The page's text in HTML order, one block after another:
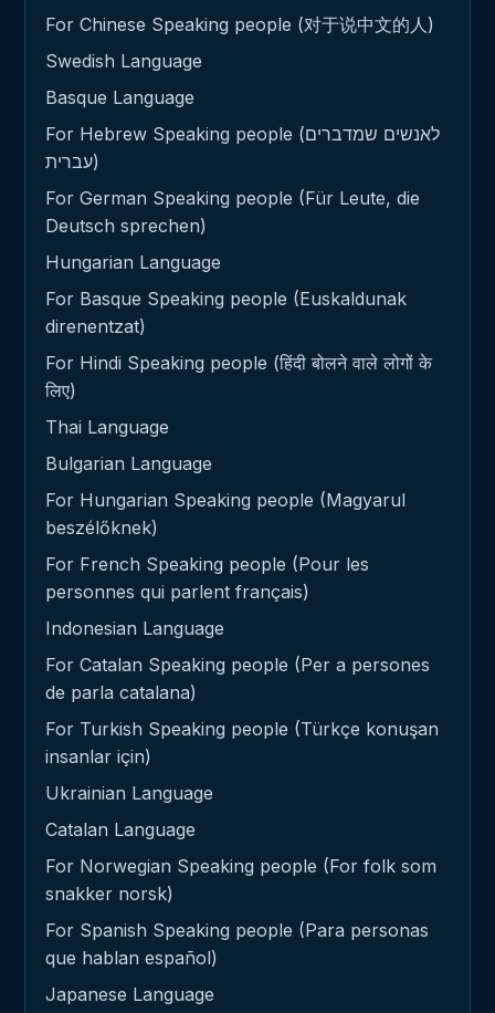
For Chinese Speaking people (对于说中文的人)
Swedish Language
Basque Language
For Hebrew Speaking people (לאנשים שמדברים
עברית)
For German Speaking people (Für Leute, die
Deutsch sprechen)
Hungarian Language
For Basque Speaking people (Euskaldunak
direnentzat)
For Hindi Speaking people (हिंदी बोलने वाले लोगों के
लिए)
Thai Language
Bulgarian Language
For Hungarian Speaking people (Magyarul
beszélőknek)
For French Speaking people (Pour les
personnes qui parlent français)
Indonesian Language
For Catalan Speaking people (Per a persones
de parla catalana)
For Turkish Speaking people (Türkçe konuşan
insanlar için)
Ukrainian Language
Catalan Language
For Norwegian Speaking people (For folk som
snakker norsk)
For Spanish Speaking people (Para personas
que hablan español)
Japanese Language